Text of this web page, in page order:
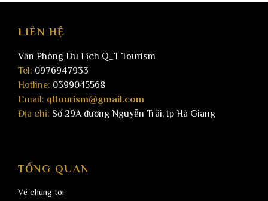
LIÊN HỆ
Văn Phòng Du Lịch Q_T Tourism
Tel: 0976947933
Hotline: 0399045568
Email: qttourism@gmail.com
Địa chỉ: Số 29A đường Nguyễn Trãi, tp Hà Giang
TỔNG QUAN
Về chúng tôi